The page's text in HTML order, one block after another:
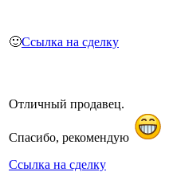
🙂Ссылка на сделку
Отличный продавец.
Спасибо, рекомендую
Ссылка на сделку